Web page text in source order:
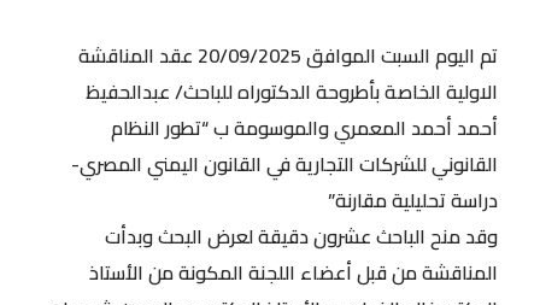
تم اليوم السبت الموافق 20/09/2025 عقد المناقشة
الاولية الخاصة بأطروحة الدكتوراه للباحث/ عبدالحفيظ
أحمد أحمد المعمري والموسومة ب “تطور النظام
القانوني للشركات التجارية في القانون اليمني المصري-
دراسة تحليلية مقارنة”
وقد منح الباحث عشرون دقيقة لعرض البحث وبدأت
المناقشة من قبل أعضاء اللجنة المكونة من الأستاذ